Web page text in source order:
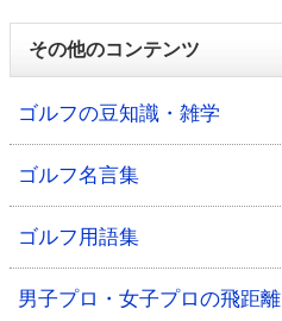
その他のコンテンツ
ゴルフの豆知識・雑学
ゴルフ名言集
ゴルフ用語集
男子プロ・女子プロの飛距離